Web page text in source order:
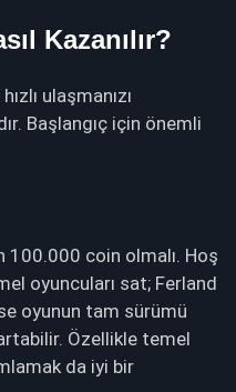
Kazanılır?
ulaşmanızı
Başlangıç için önemli
100.000 coin olmalı. Hoş
oyuncuları sat; Ferland
oyunun tam sürümü
Özellikle temel
da iyi bir